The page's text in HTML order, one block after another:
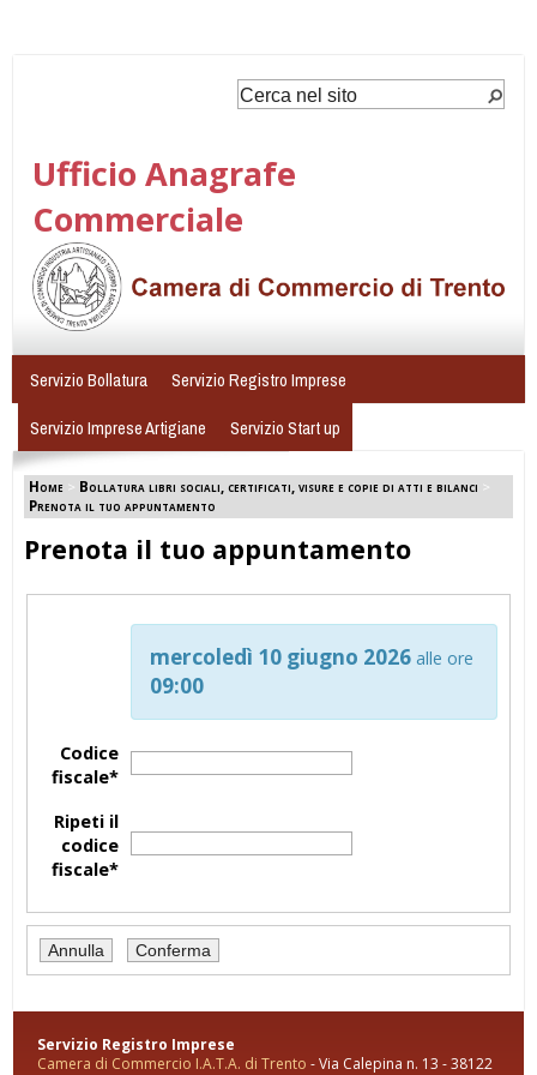
Ufficio Anagrafe
Commerciale
Servizio Bollatura
Servizio Registro Imprese
Servizio Imprese Artigiane
Servizio Start up
Home > Bollatura libri sociali, certificati, visure e copie di atti e bilanci >
Prenota il tuo appuntamento
Prenota il tuo appuntamento
mercoledì 10 giugno 2026 alle ore
09:00
Codice
fiscale*
Ripeti il
codice
fiscale*
Servizio Registro Imprese
Camera di Commercio I.A.T.A. di Trento - Via Calepina n. 13 - 38122